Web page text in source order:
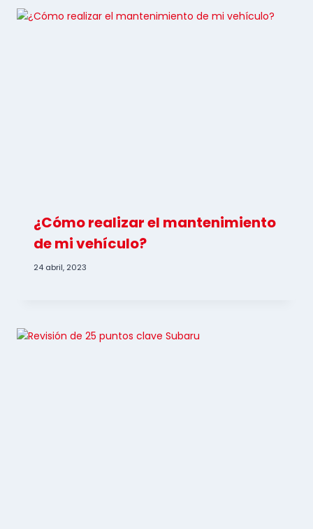
¿Cómo realizar el mantenimiento
de mi vehículo?
24 abril, 2023